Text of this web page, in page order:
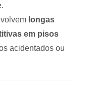
longas
em pisos
acidentados ou